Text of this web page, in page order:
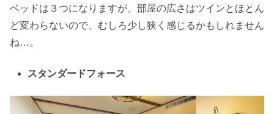
ベッドは３つになりますが、部屋の広さはツインとほとん
ど変わらないので、むしろ少し狭く感じるかもしれません
ね…。
スタンダードフォース